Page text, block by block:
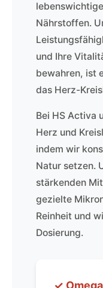
Nährstoffen.
und Ihre
bewahren, ist
das Herz-
Bei HS Activa
Herz und
indem wir
Natur setzen.
stärkenden
gezielte
Reinheit und
Dosierung.